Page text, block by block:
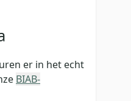
er in het echt
BIAB-